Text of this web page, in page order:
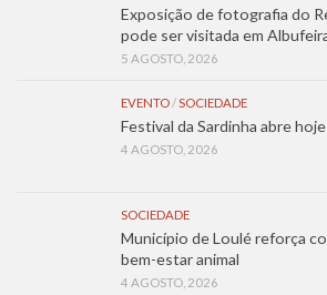
Exposição de fotografia do
pode ser visitada em
5 AGOSTO, 2026
EVENTO/SOCIEDADE
Festival da Sardinha abre
4 AGOSTO, 2026
SOCIEDADE
Município de Loulé reforça
bem-estar animal
4 AGOSTO, 2026